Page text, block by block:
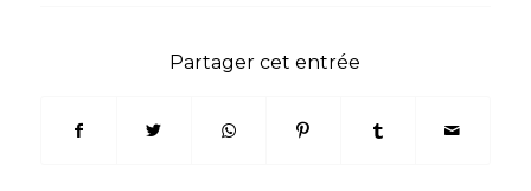
Partager cet entrée